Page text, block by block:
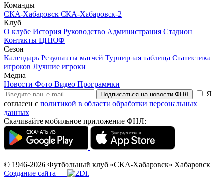
Команды
СКА-Хабаровск СКА-Хабаровск-2
Клуб
О клубе История Руководство Администрация Стадион
Контакты ЦПЮФ
Сезон
Календарь Результаты матчей Турнирная таблица Статистика
игроков Лучшие игроки
Медиа
Новости Фото Видео Программки
Подписаться на новости ФНЛ
Я
согласен с политикой в области обработки персональных
данных
Скачивайте мобильное приложение ФНЛ:
© 1946-2026 Футбольный клуб «СКА-Хабаровск» Хабаровск
Создание сайта —